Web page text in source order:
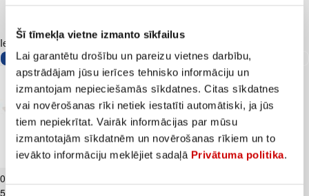
Šī tīmekļa vietne izmanto sīkfailus
Lai garantētu drošību un pareizu vietnes darbību,
apstrādājam jūsu ierīces tehnisko informāciju un
izmantojam nepieciešamās sīkdatnes. Citas sīkdatnes
vai novērošanas rīki netiek iestatīti automātiski, ja jūs
tiem nepiekrītat. Vairāk informācijas par mūsu
izmantotajām sīkdatnēm un novērošanas rīkiem un to
ievākto informāciju meklējiet sadaļā Privātuma politika.
Iesakām ar
Biezpiens 9% VALMIERA 180g
0
5,5€/kg